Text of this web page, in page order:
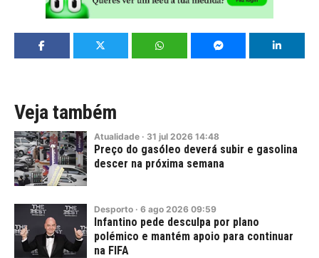
Veja também
Atualidade · 31 jul 2026 14:48
Preço do gasóleo deverá subir e gasolina
descer na próxima semana
Desporto · 6 ago 2026 09:59
Infantino pede desculpa por plano
polémico e mantém apoio para continuar
na FIFA